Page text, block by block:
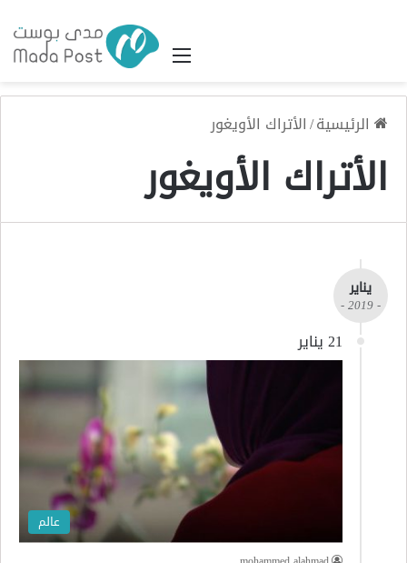
القائمة
الرئيسية/الأتراك الأويغور
الأتراك الأويغور
يناير
- 2019 -
21 يناير
عالم